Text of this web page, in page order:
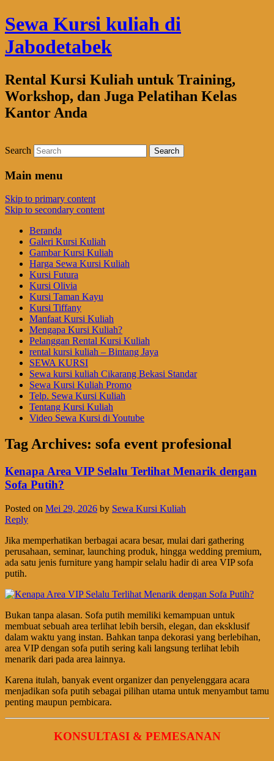
Sewa Kursi kuliah di
Jabodetabek
Rental Kursi Kuliah untuk Training,
Workshop, dan Juga Pelatihan Kelas
Kantor Anda
Search
Main menu
Skip to primary content
Skip to secondary content
Beranda
Galeri Kursi Kuliah
Gambar Kursi Kuliah
Harga Sewa Kursi Kuliah
Kursi Futura
Kursi Olivia
Kursi Taman Kayu
Kursi Tiffany
Manfaat Kursi Kuliah
Mengapa Kursi Kuliah?
Pelanggan Rental Kursi Kuliah
rental kursi kuliah – Bintang Jaya
SEWA KURSI
Sewa kursi kuliah Cikarang Bekasi Standar
Sewa Kursi Kuliah Promo
Telp. Sewa Kursi Kuliah
Tentang Kursi Kuliah
Video Sewa Kursi di Youtube
Tag Archives: sofa event profesional
Kenapa Area VIP Selalu Terlihat Menarik dengan
Sofa Putih?
Posted on Mei 29, 2026 by Sewa Kursi Kuliah
Reply
Jika memperhatikan berbagai acara besar, mulai dari gathering
perusahaan, seminar, launching produk, hingga wedding premium,
ada satu jenis furniture yang hampir selalu hadir di area VIP sofa
putih.
Bukan tanpa alasan. Sofa putih memiliki kemampuan untuk
membuat sebuah area terlihat lebih bersih, elegan, dan eksklusif
dalam waktu yang instan. Bahkan tanpa dekorasi yang berlebihan,
area VIP dengan sofa putih sering kali langsung terlihat lebih
menarik dari pada area lainnya.
Karena itulah, banyak event organizer dan penyelenggara acara
menjadikan sofa putih sebagai pilihan utama untuk menyambut tamu
penting maupun pembicara.
KONSULTASI & PEMESANAN